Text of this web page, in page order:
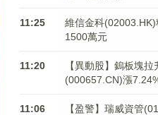
11:25
維信金科
1500萬元
11:20
【異動股】鎢板塊
(000657.CN)漲
11:06
【盈警】瑞威資管